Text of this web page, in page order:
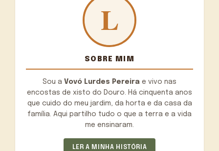
SOBRE MIM
Sou a Vovó Lurdes Pereira e vivo nas
encostas de xisto do Douro. Há cinquenta anos
que cuido do meu jardim, da horta e da casa da
família. Aqui partilho tudo o que a terra e a vida
me ensinaram.
LER A MINHA HISTÓRIA